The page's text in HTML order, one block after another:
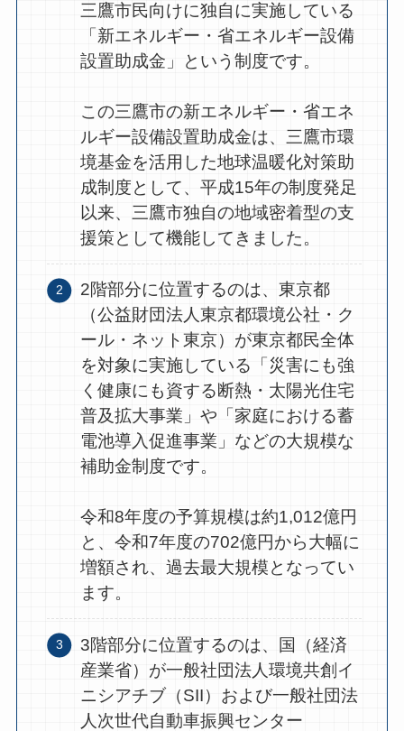
三鷹市民向けに独自に実施している
「新エネルギー・省エネルギー設備
設置助成金」という制度です。
この三鷹市の新エネルギー・省エネ
ルギー設備設置助成金は、三鷹市環
境基金を活用した地球温暖化対策助
成制度として、平成15年の制度発足
以来、三鷹市独自の地域密着型の支
援策として機能してきました。
2階部分に位置するのは、東京都
（公益財団法人東京都環境公社・ク
ール・ネット東京）が東京都民全体
を対象に実施している「災害にも強
く健康にも資する断熱・太陽光住宅
普及拡大事業」や「家庭における蓄
電池導入促進事業」などの大規模な
補助金制度です。
令和8年度の予算規模は約1,012億円
と、令和7年度の702億円から大幅に
増額され、過去最大規模となってい
ます。
3階部分に位置するのは、国（経済
産業省）が一般社団法人環境共創イ
ニシアチブ（SII）および一般社団法
人次世代自動車振興センター